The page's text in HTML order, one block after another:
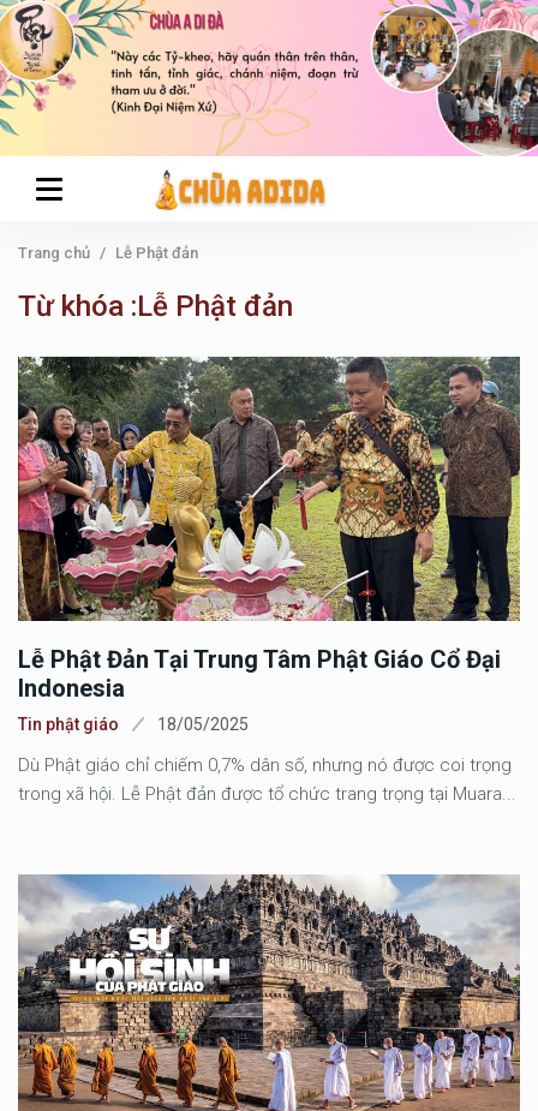
Trang chủ Lễ Phật đản
Từ khóa :Lễ Phật đản
Lễ Phật Đản Tại Trung Tâm Phật Giáo Cổ Đại
Indonesia
Tin phật giáo 18/05/2025
Dù Phật giáo chỉ chiếm 0,7% dân số, nhưng nó được coi trọng
trong xã hội. Lễ Phật đản được tổ chức trang trọng tại Muara...